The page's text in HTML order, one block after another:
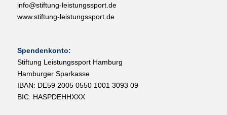
info@stiftung-leistungssport.de
www.stiftung-leistungssport.de
Spendenkonto:
Stiftung Leistungssport Hamburg
Hamburger Sparkasse
IBAN: DE59 2005 0550 1001 3093 09
BIC: HASPDEHHXXX